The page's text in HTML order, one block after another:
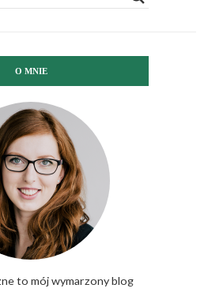
O MNIE
to mój wymarzony blog